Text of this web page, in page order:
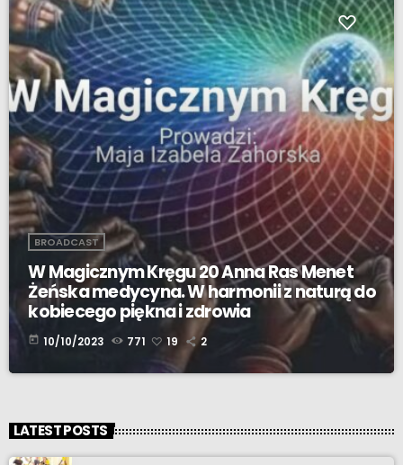
BROADCAST
W Magicznym Kręgu 20 Anna Ras Menet
Żeńska medycyna. W harmonii z naturą do
kobiecego piękna i zdrowia
today 10/10/2023 771 19 2
LATEST POSTS